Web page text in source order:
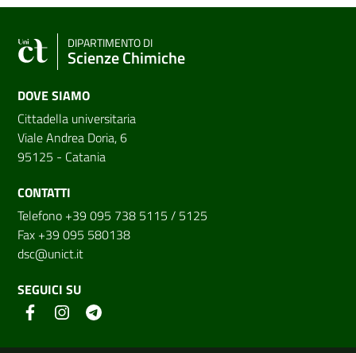
DIPARTIMENTO DI
Scienze Chimiche
DOVE SIAMO
Cittadella universitaria
Viale Andrea Doria, 6
95125 - Catania
CONTATTI
Telefono +39 095 738 5115 / 5125
Fax +39 095 580138
dsc@unict.it
SEGUICI SU